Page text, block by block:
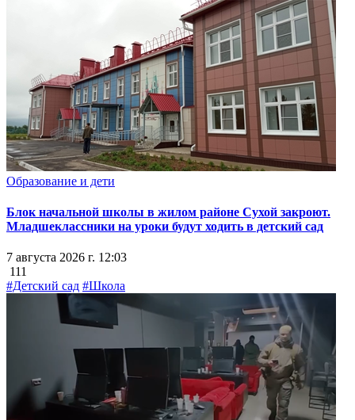
Образование и дети
Блок начальной школы в жилом районе Сухой закроют.
Младшеклассники на уроки будут ходить в детский сад
7 августа 2026 г. 12:03
111
#Детский сад #Школа